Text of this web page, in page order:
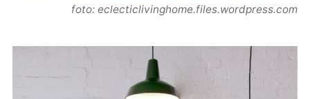
foto: eclecticlivinghome.files.wordpress.com